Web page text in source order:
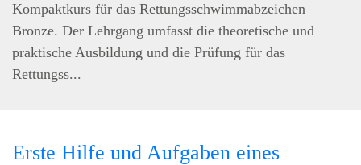
Kompaktkurs für das Rettungsschwimmabzeichen
Bronze. Der Lehrgang umfasst die theoretische und
praktische Ausbildung und die Prüfung für das
Rettungss...
Erste Hilfe und Aufgaben eines